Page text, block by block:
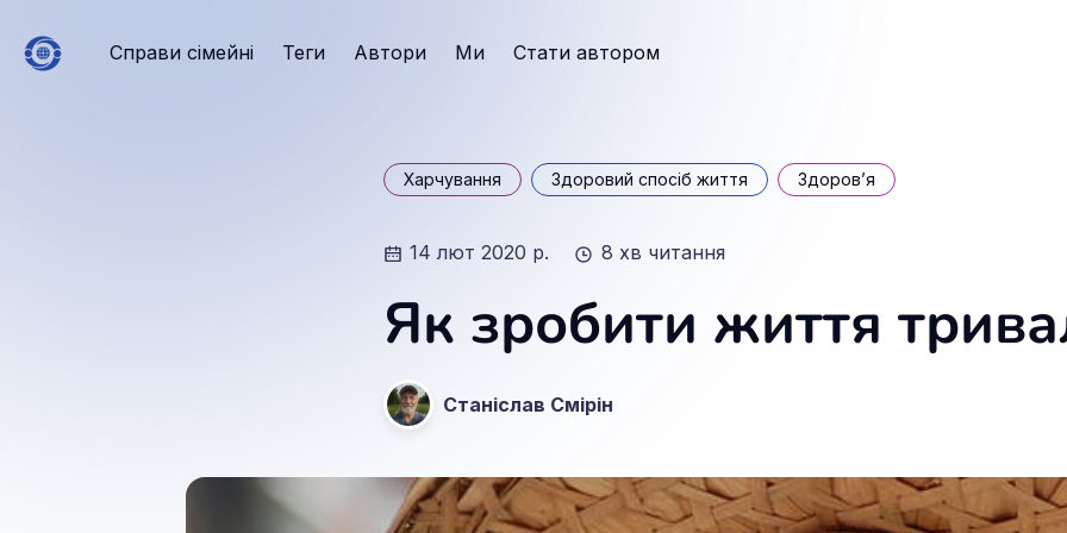
Справи сімейні Теги Автори Ми Стати автором
Харчування Здоровий спосіб життя Здоров’я
14 лют 2020 р. 8 хв читання
Як зробити життя
Станіслав Смірін